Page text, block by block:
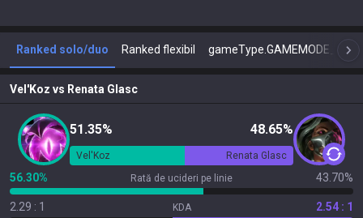
Ranked solo/duo Ranked flexibil
Vel'Koz vs Renata Glasc
51.35% 48.65%
Vel'Koz Renata Glasc
56.30% Rată de ucideri pe linie 43.70%
2.29 : 1 KDA 2.54 : 1